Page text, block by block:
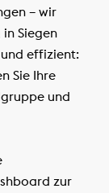
– wir
Siegen
effizient:
Sie Ihre
und
zur